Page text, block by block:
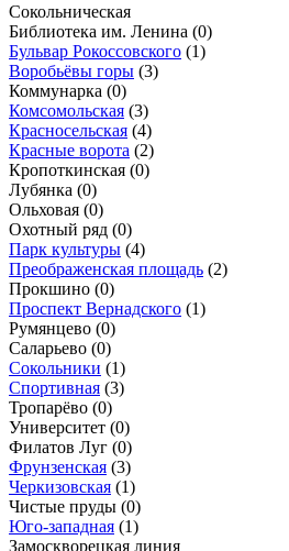
Сокольническая
Библиотека им. Ленина (0)
Бульвар Рокоссовского (1)
Воробьёвы горы (3)
Коммунарка (0)
Комсомольская (3)
Красносельская (4)
Красные ворота (2)
Кропоткинская (0)
Лубянка (0)
Ольховая (0)
Охотный ряд (0)
Парк культуры (4)
Преображенская площадь (2)
Прокшино (0)
Проспект Вернадского (1)
Румянцево (0)
Саларьево (0)
Сокольники (1)
Спортивная (3)
Тропарёво (0)
Университет (0)
Филатов Луг (0)
Фрунзенская (3)
Черкизовская (1)
Чистые пруды (0)
Юго-западная (1)
Замоскворецкая линия